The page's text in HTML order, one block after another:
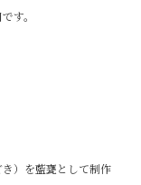
す。
）を藍甕として制作